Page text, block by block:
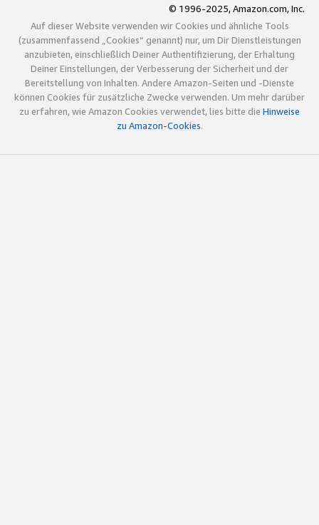
© 1996-2025, Amazon.com, Inc.
Auf dieser Website verwenden wir Cookies und ähnliche Tools
(zusammenfassend „Cookies“ genannt) nur, um Dir Dienstleistungen
anzubieten, einschließlich Deiner Authentifizierung, der Erhaltung
Deiner Einstellungen, der Verbesserung der Sicherheit und der
Bereitstellung von Inhalten. Andere Amazon-Seiten und -Dienste
können Cookies für zusätzliche Zwecke verwenden. Um mehr darüber
zu erfahren, wie Amazon Cookies verwendet, lies bitte die Hinweise
zu Amazon-Cookies.